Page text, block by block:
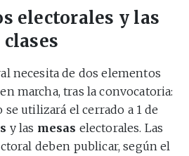
electorales y las
clases
necesita de dos elementos
marcha, tras la convocatoria:
se utilizará el cerrado a 1 de
y las mesas electorales. Las
deben publicar, según el